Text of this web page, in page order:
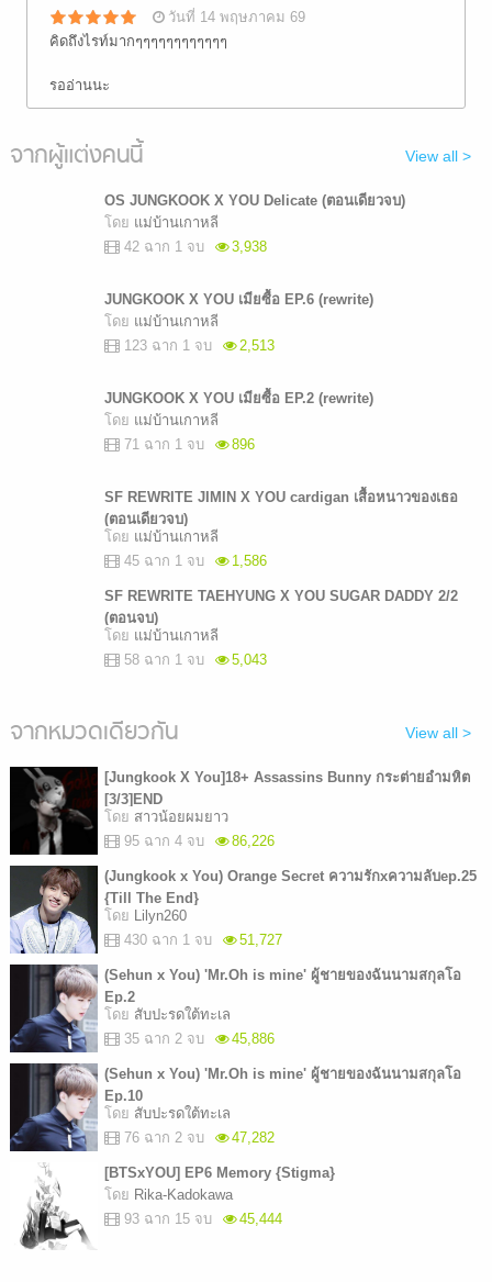
วันที่ 14 พฤษภาคม 69
คิดถึงไรท์มากๆๆๆๆๆๆๆๆๆๆๆๆ
รออ่านนะ
จากผู้แต่งคนนี้ View all >
OS JUNGKOOK X YOU Delicate (ตอนเดียวจบ)
โดย แม่บ้านเกาหลี
42 ฉาก 1 จบ
3,938
JUNGKOOK X YOU เมียซื้อ EP.6 (rewrite)
โดย แม่บ้านเกาหลี
123 ฉาก 1 จบ
2,513
JUNGKOOK X YOU เมียซื้อ EP.2 (rewrite)
โดย แม่บ้านเกาหลี
71 ฉาก 1 จบ
896
SF REWRITE JIMIN X YOU cardigan เสื้อหนาวของเธอ
(ตอนเดียวจบ)
โดย แม่บ้านเกาหลี
45 ฉาก 1 จบ
1,586
SF REWRITE TAEHYUNG X YOU SUGAR DADDY 2/2
(ตอนจบ)
โดย แม่บ้านเกาหลี
58 ฉาก 1 จบ
5,043
จากหมวดเดียวกัน View all >
[Jungkook X You]18+ Assassins Bunny กระต่ายอำมหิต
[3/3]END
โดย สาวน้อยผมยาว
95 ฉาก 4 จบ
86,226
(Jungkook x You) Orange Secret ความรักxความลับep.25
{Till The End}
โดย Lilyn260
430 ฉาก 1 จบ
51,727
(Sehun x You) 'Mr.Oh is mine' ผู้ชายของฉันนามสกุลโอ
Ep.2
โดย สับปะรดใต้ทะเล
35 ฉาก 2 จบ
45,886
(Sehun x You) 'Mr.Oh is mine' ผู้ชายของฉันนามสกุลโอ
Ep.10
โดย สับปะรดใต้ทะเล
76 ฉาก 2 จบ
47,282
[BTSxYOU] EP6 Memory {Stigma}
โดย Rika-Kadokawa
93 ฉาก 15 จบ
45,444